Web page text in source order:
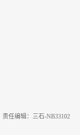
责任编辑：三石-NB33102